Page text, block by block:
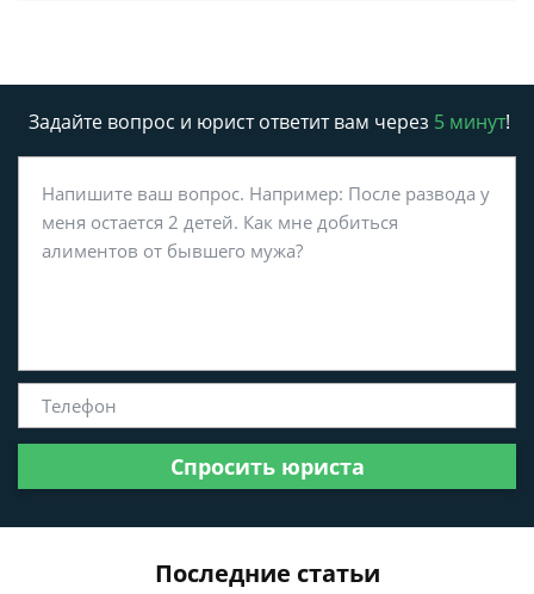
Задайте вопрос и юрист ответит вам через 5 минут!
Спросить юриста
Последние статьи